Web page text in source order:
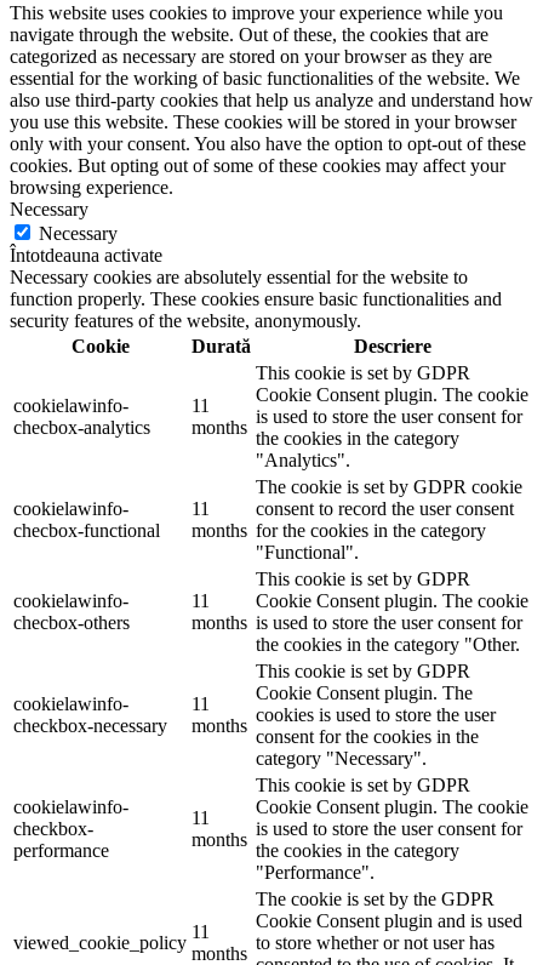
This website uses cookies to improve your experience while you
navigate through the website. Out of these, the cookies that are
categorized as necessary are stored on your browser as they are
essential for the working of basic functionalities of the website. We
also use third-party cookies that help us analyze and understand how
you use this website. These cookies will be stored in your browser
only with your consent. You also have the option to opt-out of these
cookies. But opting out of some of these cookies may affect your
browsing experience.
Necessary
Necessary
Întotdeauna activate
Necessary cookies are absolutely essential for the website to
function properly. These cookies ensure basic functionalities and
security features of the website, anonymously.
Cookie
Durată Descriere
cookielawinfo-
checbox-analytics
11
months
This cookie is set by GDPR
Cookie Consent plugin. The cookie
is used to store the user consent for
the cookies in the category
"Analytics".
cookielawinfo-
checbox-functional
11
months
The cookie is set by GDPR cookie
consent to record the user consent
for the cookies in the category
"Functional".
cookielawinfo-
checbox-others
11
months
This cookie is set by GDPR
Cookie Consent plugin. The cookie
is used to store the user consent for
the cookies in the category "Other.
cookielawinfo-
checkbox-necessary
11
months
This cookie is set by GDPR
Cookie Consent plugin. The
cookies is used to store the user
consent for the cookies in the
category "Necessary".
cookielawinfo-
checkbox-
performance
11
months
This cookie is set by GDPR
Cookie Consent plugin. The cookie
is used to store the user consent for
the cookies in the category
"Performance".
viewed_cookie_policy
11
months
The cookie is set by the GDPR
Cookie Consent plugin and is used
to store whether or not user has